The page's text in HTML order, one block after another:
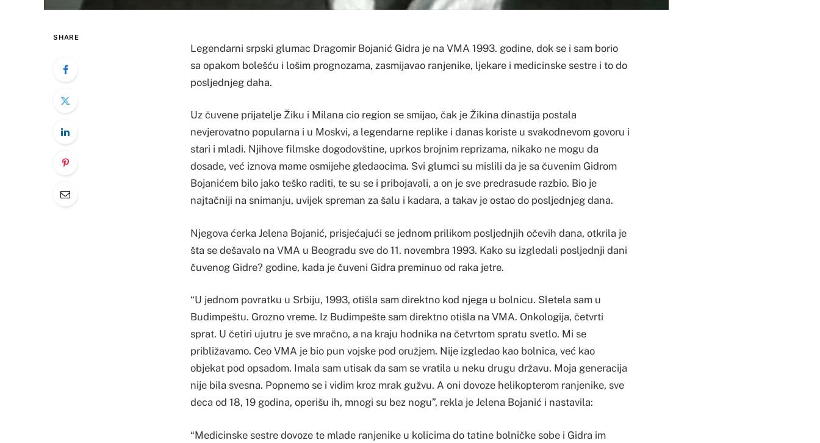
SHARE
Legendarni srpski glumac Dragomir Bojanić Gidra je na VMA 1993. godine, dok se i sam borio
sa opakom bolešću i lošim prognozama, zasmijavao ranjenike, ljekare i medicinske sestre i to do
posljednjeg daha.
Uz čuvene prijatelje Žiku i Milana cio region se smijao, čak je Žikina dinastija postala
nevjerovatno popularna i u Moskvi, a legendarne replike i danas koriste u svakodnevom govoru i
stari i mladi. Njihove filmske dogodovštine, uprkos brojnim reprizama, nikako ne mogu da
dosade, već iznova mame osmijehe gledaocima. Svi glumci su mislili da je sa čuvenim Gidrom
Bojanićem bilo jako teško raditi, te su se i pribojavali, a on je sve predrasude razbio. Bio je
najtačniji na snimanju, uvijek spreman za šalu i kadara, a takav je ostao do posljednjeg dana.
Njegova ćerka Jelena Bojanić, prisjećajući se jednom prilikom posljednjih očevih dana, otkrila je
šta se dešavalo na VMA u Beogradu sve do 11. novembra 1993. Kako su izgledali posljednji dani
čuvenog Gidre? godine, kada je čuveni Gidra preminuo od raka jetre.
“U jednom povratku u Srbiju, 1993, otišla sam direktno kod njega u bolnicu. Sletela sam u
Budimpeštu. Grozno vreme. Iz Budimpešte sam direktno otišla na VMA. Onkologija, četvrti
sprat. U četiri ujutru je sve mračno, a na kraju hodnika na četvrtom spratu svetlo. Mi se
približavamo. Ceo VMA je bio pun vojske pod oružjem. Nije izgledao kao bolnica, već kao
objekat pod opsadom. Imala sam utisak da sam se vratila u neku drugu državu. Moja generacija
nije bila svesna. Popnemo se i vidim kroz mrak gužvu. A oni dovoze helikopterom ranjenike, sve
deca od 18, 19 godina, operišu ih, mnogi su bez nogu”, rekla je Jelena Bojanić i nastavila:
“Medicinske sestre dovoze te mlade ranjenike u kolicima do tatine bolničke sobe i Gidra im